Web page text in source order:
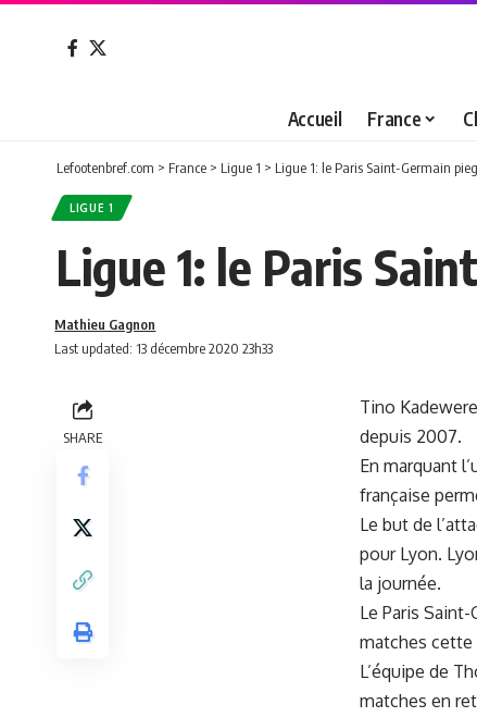
Accueil France
Lefootenbref.com > France > Ligue 1 > Ligue 1: le Paris Saint-Germain
LIGUE 1
Ligue 1: le Paris
Last updated: 13 décembre 2020 23h33
Mathieu Gagnon
SHARE
Tino
depuis 2007.
En marquant
française
Le but de
pour Lyon.
la journée.
Le Paris
matches cette
L’équipe de
matches en